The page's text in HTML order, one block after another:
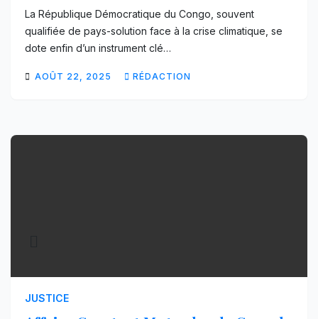
La République Démocratique du Congo, souvent
qualifiée de pays-solution face à la crise climatique, se
dote enfin d’un instrument clé…
AOÛT 22, 2025 RÉDACTION
JUSTICE